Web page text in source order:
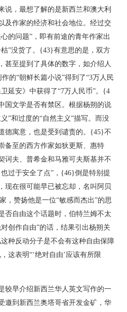
说，最想了解的是新西兰和澳大利
及作家的经济和社会地位。经过交
的问题”，即有前途的青年作家出
”没货了。{43}有意思的是，双方
甚至提到了具体的数字，如介绍人
的“朝鲜长篇小说”得到了“3万人民
延安》中获得了“7万人民币”。{4
国文学是否有禁区。根据杨朔的说
”和过度的“自然主义”描写。而没
德寓意，也是受到谴责的。{45}不
备至的西方作家如狄更斯、惠特
诃夫、普希金和马雅可夫斯基并不
过于安全了点”，{46}倒是特别提
现在很可能早已被忘却，名叫阿贝
，赞扬他是一位“敏感而杰出”的思
否自由这个话题时，伯特兰姆不太
创作自由”的话，结果引出杨朔关
种反动分子是不会有这种自由保障
这表明“‘绝对自由’应该有所限
早介绍新西兰华人英文写作的一
邀到新西兰奥塔哥省开发金矿，华